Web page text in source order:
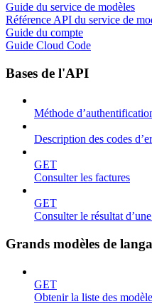
Guide du service de modèles
Référence API du service de
Guide du compte
Guide Cloud Code
Bases de l'API
Méthode
Description des codes
GET
Consulter les factures
GET
Consulter le résultat
Grands modèles de
GET
Obtenir la liste des